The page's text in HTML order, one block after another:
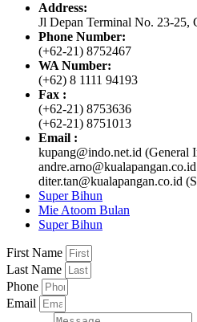
Address:
Jl Depan Terminal No. 23-25,
Phone Number:
(+62-21) 8752467
WA Number:
(+62) 8 1111 94193
Fax :
(+62-21) 8753636
(+62-21) 8751013
Email :
kupang@indo.net.id (General
diter.tan@kualapangan.co.id
Super Bihun
Mie Atoom Bulan
Super Bihun
First Name
Last Name
Phone
Email